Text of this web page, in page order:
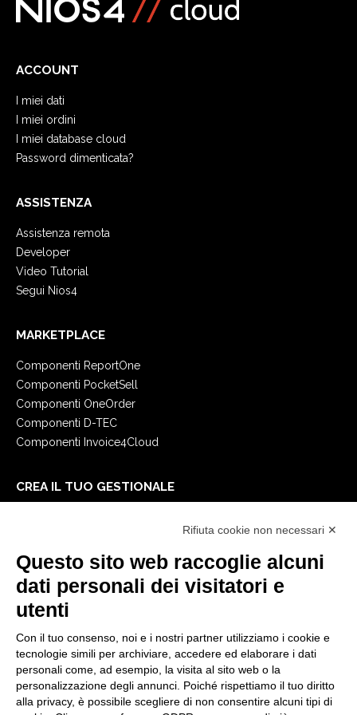
ACCOUNT
I miei dati
I miei ordini
I miei database cloud
Password dimenticata?
ASSISTENZA
Assistenza remota
Developer
Video Tutorial
Segui Nios4
MARKETPLACE
Componenti ReportOne
Componenti PocketSell
Componenti OneOrder
Componenti D-TEC
Componenti Invoice4Cloud
CREA IL TUO GESTIONALE
E-Book
Blog
NOTE LEGALI
Informative Privacy
Security Policy
Documentazione contrattuale e GDPR
Condizioni generali di fornitura
Rifiuta cookie non necessari ✕
Questo sito web raccoglie alcuni
dati personali dei visitatori e
utenti
Con il tuo consenso, noi e i nostri partner utilizziamo i cookie e
tecnologie simili per archiviare, accedere ed elaborare i dati
personali come, ad esempio, la visita al sito web o la
personalizzazione degli annunci. Poiché rispettiamo il tuo diritto
alla privacy, è possibile scegliere di non consentire alcuni tipi di